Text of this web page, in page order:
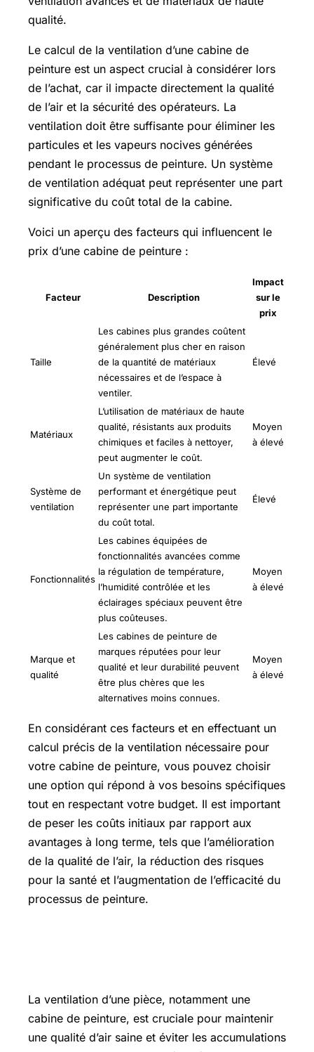
qualité.
Le calcul de la ventilation d’une cabine de
peinture est un aspect crucial à considérer lors
de l’achat, car il impacte directement la qualité
de l’air et la sécurité des opérateurs. La
ventilation doit être suffisante pour éliminer les
particules et les vapeurs nocives générées
pendant le processus de peinture. Un système
de ventilation adéquat peut représenter une part
significative du coût total de la cabine.
Voici un aperçu des facteurs qui influencent le
prix d’une cabine de peinture :
Facteur Description
Impact
sur le
prix
Taille
Les cabines plus grandes coûtent
généralement plus cher en raison
de la quantité de matériaux
nécessaires et de l’espace à
ventiler.
Élevé
Matériaux
L’utilisation de matériaux de haute
qualité, résistants aux produits
chimiques et faciles à nettoyer,
peut augmenter le coût.
Moyen
à élevé
Système de
ventilation
Un système de ventilation
performant et énergétique peut
représenter une part importante
du coût total.
Élevé
Fonctionnalités
Les cabines équipées de
fonctionnalités avancées comme
la régulation de température,
l’humidité contrôlée et les
éclairages spéciaux peuvent être
plus coûteuses.
Moyen
à élevé
Marque et
qualité
Les cabines de peinture de
marques réputées pour leur
qualité et leur durabilité peuvent
être plus chères que les
alternatives moins connues.
Moyen
à élevé
En considérant ces facteurs et en effectuant un
calcul précis de la ventilation nécessaire pour
votre cabine de peinture, vous pouvez choisir
une option qui répond à vos besoins spécifiques
tout en respectant votre budget. Il est important
de peser les coûts initiaux par rapport aux
avantages à long terme, tels que l’amélioration
de la qualité de l’air, la réduction des risques
pour la santé et l’augmentation de l’efficacité du
processus de peinture.
La ventilation d’une pièce, notamment une
cabine de peinture, est cruciale pour maintenir
une qualité d’air saine et éviter les accumulations